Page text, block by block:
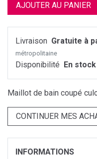
AJOUTER AU PANIER
Livraison Gratuite à
métropolitaine
Disponibilité En stock
Maillot de bain coupé
CONTINUER MES
INFORMATIONS